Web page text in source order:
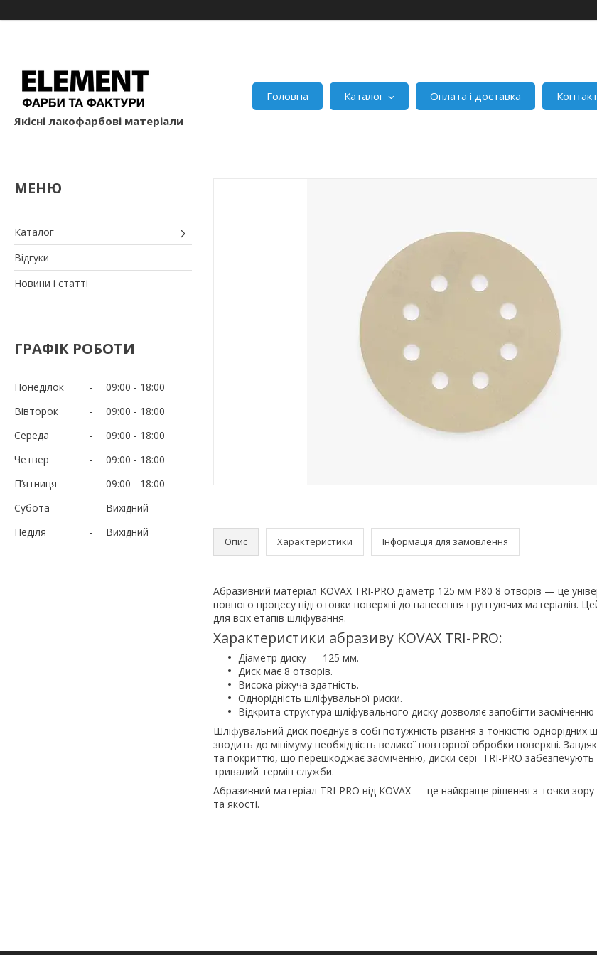
Якісні лакофарбові матеріали
Головна Каталог Оплата і доставка
Каталог
Відгуки
Новини і статті
ГРАФІК РОБОТИ
Понеділок 09:00
18:00
Вівторок
09:00
18:00
Середа
09:00
18:00
Четвер
09:00
18:00
Пʼятниця
09:00
18:00
Субота
Вихідний
Неділя
Вихідний
Опис Характеристики Інформація для замовлення
Абразивний матеріал KOVAX TRI-PRO діаметр 125 мм P80 8 отворів — це
повного процесу підготовки поверхні до нанесення грунтуючих матеріалів.
для всіх етапів шліфування.
Характеристики абразиву KOVAX TRI-PRO:
Діаметр диску — 125 мм.
Диск має 8 отворів.
Висока ріжуча здатність.
Однорідність шліфувальної риски.
Відкрита структура шліфувального диску дозволяє запобігти
Шліфувальний диск поєднує в собі потужність різання з тонкістю
зводить до мінімуму необхідність великої повторної обробки поверхні.
та покриттю, що перешкоджає засміченню, диски серії TRI-PRO забезпечують
тривалий термін служби.
Абразивний матеріал TRI-PRO від KOVAX — це найкраще рішення з точки зору
та якості.